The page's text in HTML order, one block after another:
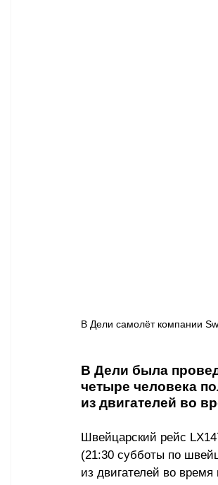
В Дели самолёт компании
В Дели была
четыре человека
из двигателей во
Швейцарский рейс
(21:30 субботы по
из двигателей во время